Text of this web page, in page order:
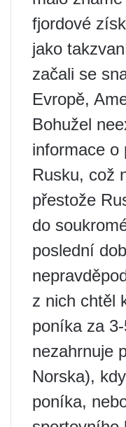
fjordové
jako
začali se
Evropě,
Bohužel
informace o
Rusku, což
přestože
do
poslední
z nich chtěl
poníka za
nezahrnuje
Norska),
poníka,